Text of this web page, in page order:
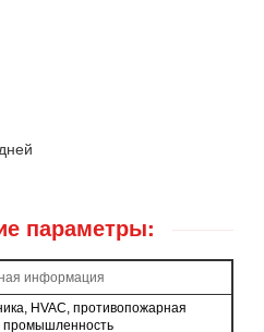
параметры:
информация
HVAC, противопожарная
промышленность